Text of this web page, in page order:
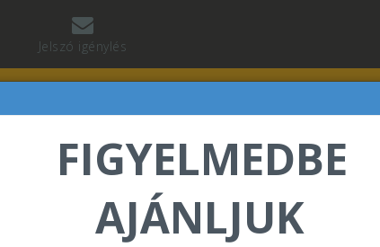
FIGYELMEDBE
AJÁNLJUK
Jelszó igénylés